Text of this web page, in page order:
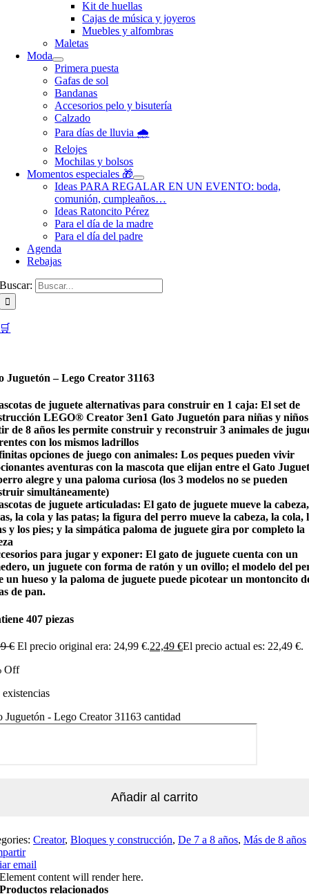
Kit de huellas
Cajas de música y joyeros
Muebles y alfombras
Maletas
Moda
Primera puesta
Gafas de sol
Bandanas
Accesorios pelo y bisutería
Calzado
Para días de lluvia 🌧️
Relojes
Mochilas y bolsos
Momentos especiales 🎁
Ideas PARA REGALAR EN UN EVENTO: boda,
comunión, cumpleaños…
Ideas Ratoncito Pérez
Para el día de la madre
Para el día del padre
Agenda
Rebajas
Buscar:
🛒
Juguetón – Lego Creator 31163
de juguete alternativas para construir en 1 caja: El set de
LEGO® Creator 3en1 Gato Juguetón para niñas y
de 8 años les permite construir y reconstruir 3 animales de
con los mismos ladrillos
opciones de juego con animales: Los peques pueden vivir
aventuras con la mascota que elijan entre el Gato
alegre y una paloma curiosa (los 3 modelos no se pueden
simultáneamente)
de juguete articuladas: El gato de juguete mueve la
la cola y las patas; la figura del perro mueve la cabeza, la cola,
y los pies; y la simpática paloma de juguete gira por completo la
para jugar y exponer: El gato de juguete cuenta con un
un juguete con forma de ratón y un ovillo; el modelo del
un hueso y la paloma de juguete puede picotear un montoncito
de pan.
407 piezas
€ El precio original era: 24,99 €.22,49 €El precio actual es: 22,49 €.
Off
Juguetón - Lego Creator 31163 cantidad
Añadir al carrito
Creator, Bloques y construcción, De 7 a 8 años, Más de 8 años
email
Element content will render here.
Productos relacionados